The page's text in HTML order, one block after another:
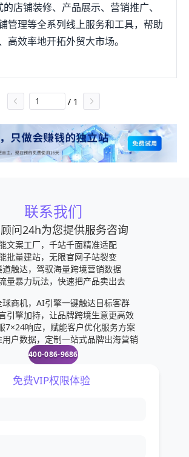
店铺装修、产品展示、营销推广、
管理等全系列线上服务和工具，帮助
高效率地开拓外贸大市场。
/ 1
联系我们
问24h为您提供服务咨询
文案工厂，千站千面精准适配
批量建站，无限官网子站裂变
道触达，驾驭海量跨境营销数据
量暴力玩法，快速把产品卖出去
球商机，AI引擎一键触达目标客群
引擎加持，让品牌跨境生意更高效
7×24响应，赋能客户优化服务方案
户数据，定制一站式品牌出海营销
400-086-9686